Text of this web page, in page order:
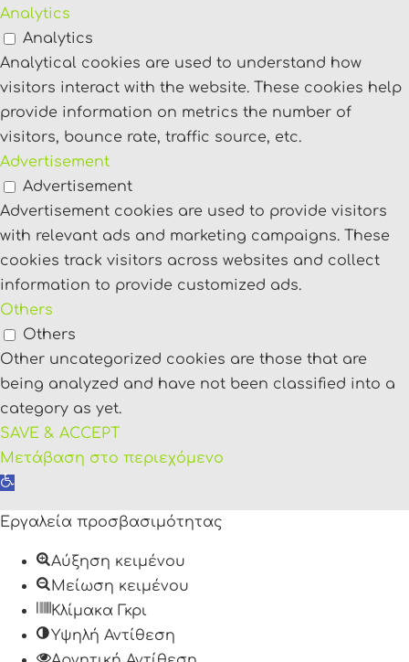
Analytics
Analytics
Analytical cookies are used to understand how
visitors interact with the website. These cookies help
provide information on metrics the number of
visitors, bounce rate, traffic source, etc.
Advertisement
Advertisement
Advertisement cookies are used to provide visitors
with relevant ads and marketing campaigns. These
cookies track visitors across websites and collect
information to provide customized ads.
Others
Others
Other uncategorized cookies are those that are
being analyzed and have not been classified into a
category as yet.
SAVE & ACCEPT
Μετάβαση στο περιεχόμενο
Ανοίξτε
γραμμή
εργαλείων
Εργαλεία προσβασιμότητας
Αύξηση κειμένου
Μείωση κειμένου
Κλίμακα Γκρι
Υψηλή Αντίθεση